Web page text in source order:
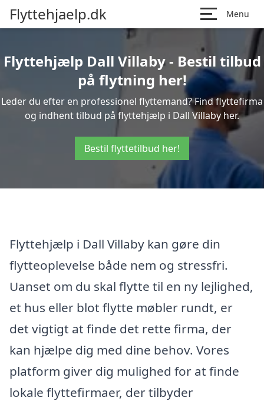
Flyttehjaelp.dk Menu
Flyttehjælp Dall Villaby - Bestil tilbud
på flytning her!
Leder du efter en professionel flyttemand? Find flyttefirma
og indhent tilbud på flyttehjælp i Dall Villaby her.
Bestil flyttetilbud her!
Flyttehjælp i Dall Villaby kan gøre din
flytteoplevelse både nem og stressfri.
Uanset om du skal flytte til en ny lejlighed,
et hus eller blot flytte møbler rundt, er
det vigtigt at finde det rette firma, der
kan hjælpe dig med dine behov. Vores
platform giver dig mulighed for at finde
lokale flyttefirmaer, der tilbyder